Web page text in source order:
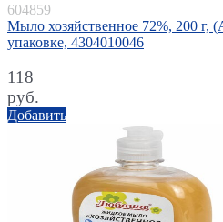
604859
Мыло хозяйственное 72%, 200 г,
упаковке, 4304010046
118
руб.
Добавить